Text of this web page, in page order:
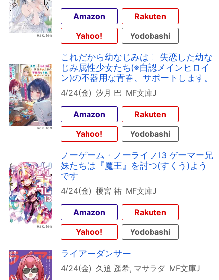
Amazon
Rakuten
Yahoo!
Yodobashi
これだから幼なじみは！ 失恋した幼な
じみ属性少女たち(※自認メインヒロイ
ン)の不器用な青春、サポートします。
4/24(金) 汐月 巴 MF文庫J
Amazon
Rakuten
Yahoo!
Yodobashi
ノーゲーム・ノーライフ13 ゲーマー兄
妹たちは『魔王』を討つ(すくう)よう
です
4/24(金) 榎宮 祐 MF文庫J
Amazon
Rakuten
Yahoo!
Yodobashi
ライアーダンサー
4/24(金) 久追 遥希, マサラダ MF文庫J